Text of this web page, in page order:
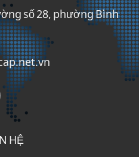
số 28, phường Bình
HỆ